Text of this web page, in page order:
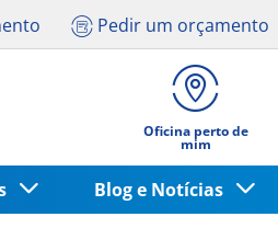
Pedir um orçamento
Oficina perto de
mim
Blog e Notícias